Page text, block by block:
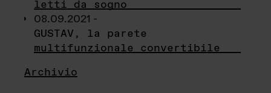
letti da sogno
08.09.2021 -
GUSTAV, la parete
multifunzionale convertibile
Archivio